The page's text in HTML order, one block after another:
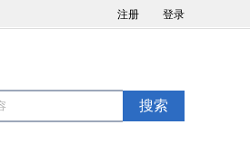
注册 登录